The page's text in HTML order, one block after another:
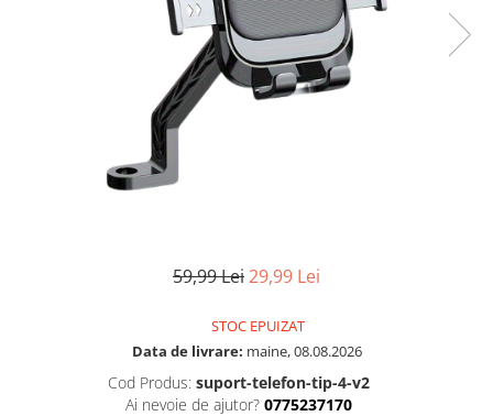
59,99 Lei29,99 Lei
STOC EPUIZAT
Data de livrare: maine, 08.08.2026
Cod Produs: suport-telefon-tip-4-v2
Ai nevoie de ajutor? 0775237170